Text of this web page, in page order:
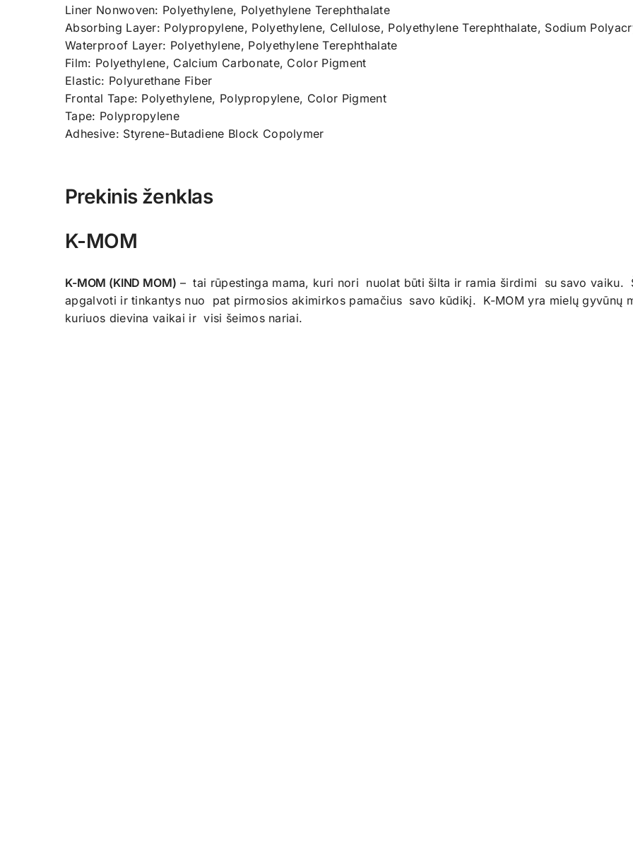
Liner Nonwoven: Polyethylene, Polyethylene Terephthalate
Absorbing Layer: Polypropylene, Polyethylene, Cellulose, Polyethylene Terephthalate, Sodium
Waterproof Layer: Polyethylene, Polyethylene Terephthalate
Film: Polyethylene, Calcium Carbonate, Color Pigment
Elastic: Polyurethane Fiber
Frontal Tape: Polyethylene, Polypropylene, Color Pigment
Tape: Polypropylene
Adhesive: Styrene-Butadiene Block Copolymer
Prekinis ženklas
K-MOM
K-MOM (KIND MOM) – tai rūpestinga mama, kuri nori nuolat būti šilta ir ramia širdimi su savo
apgalvoti ir tinkantys nuo pat pirmosios akimirkos pamačius savo kūdikį. K-MOM yra mielų gyvūnų
kuriuos dievina vaikai ir visi šeimos nariai.